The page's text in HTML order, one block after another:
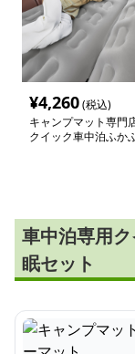
¥4,260(税込)
キャンプマット専門
クイック車中泊ふか
車中泊専用
眠セット